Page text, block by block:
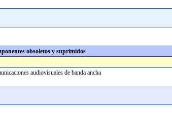
obsoletos y suprimidos
audiovisuales de banda ancha